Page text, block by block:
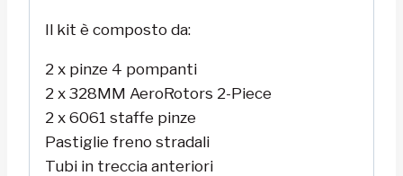
Il kit è composto da:
2 x pinze 4 pompanti
2 x 328MM AeroRotors 2-Piece
2 x 6061 staffe pinze
Pastiglie freno stradali
Tubi in treccia anteriori